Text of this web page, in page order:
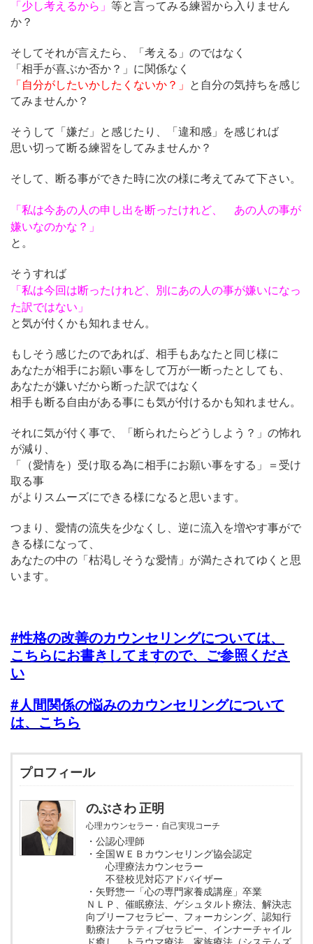
「少し考えるから」 等と言ってみる練習から入りません
か？
そしてそれが言えたら、「考える」のではなく
「相手が喜ぶか否か？」に関係なく
「自分がしたいかしたくないか？」
と自分の気持ちを感じ
てみませんか？
そうして「嫌だ」と感じたり、「違和感」を感じれば
思い切って断る練習をしてみませんか？
そして、断る事ができた時に次の様に考えてみて下さい。
「私は今あの人の申し出を断ったけれど、 あの人の事が
嫌いなのかな？」
と。
そうすれば
「私は今回は断ったけれど、別にあの人の事が嫌いになっ
た訳ではない」
と気が付くかも知れません。
もしそう感じたのであれば、相手もあなたと同じ様に
あなたが相手にお願い事をして万が一断ったとしても、
あなたが嫌いだから断った訳ではなく
相手も断る自由がある事にも気が付けるかも知れません。
それに気が付く事で、「断られたらどうしよう？」の怖れ
が減り、
「（愛情を）受け取る為に相手にお願い事をする」＝受け
取る事
がよりスムーズにできる様になると思います。
つまり、愛情の流失を少なくし、逆に流入を増やす事がで
きる様になって、
あなたの中の「枯渇しそうな愛情」が満たされてゆくと思
います。
#性格の改善のカウンセリングについては、
こちらにお書きしてますので、ご参照くださ
い
#人間関係の悩みのカウンセリングについて
は、こちら
プロフィール
のぶさわ 正明
心理カウンセラー・自己実現コーチ
・公認心理師
・全国ＷＥＢカウンセリング協会認定
心理療法カウンセラー
不登校児対応アドバイザー
・矢野惣一「心の専門家養成講座」卒業
ＮＬＰ、催眠療法、ゲシュタルト療法、解決志
向ブリーフセラピー、フォーカシング、認知行
動療法ナラティブセラピー、インナーチャイル